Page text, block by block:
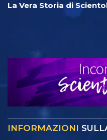
La Vera Storia di
INFORMAZIONI